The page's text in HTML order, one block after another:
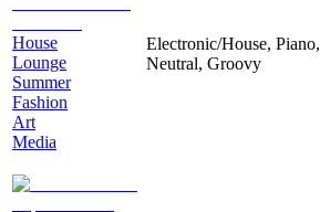
House
Lounge
Summer
Fashion
Art
Media
Electronic/House, Piano,
Neutral, Groovy